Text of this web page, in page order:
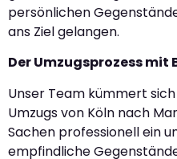
persönlichen
ans Ziel gelangen.
Der Umzugsprozess mit
Unser Team kümmert
Umzugs von Köln nach
Sachen professionell ein
empfindliche